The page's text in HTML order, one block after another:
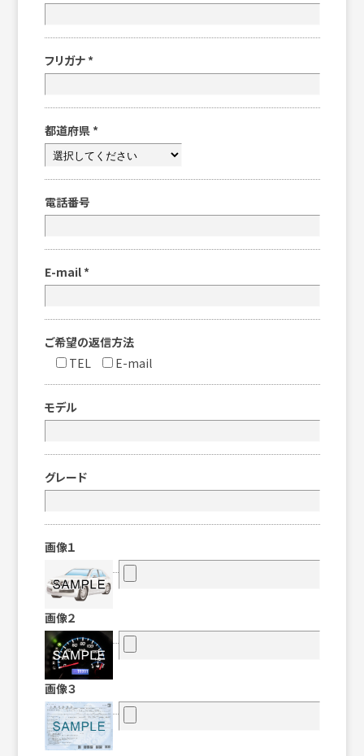
フリガナ *
都道府県 *
電話番号
E-mail *
ご希望の返信方法
TEL
E-mail
モデル
グレード
画像１
画像２
画像３